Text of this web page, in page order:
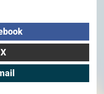
X